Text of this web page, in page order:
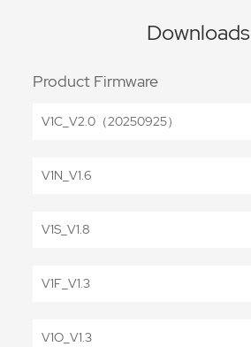
Downloads
Product Firmware
V1C_V2.0（20250925）
V1N_V1.6
V1S_V1.8
V1F_V1.3
V1O_V1.3